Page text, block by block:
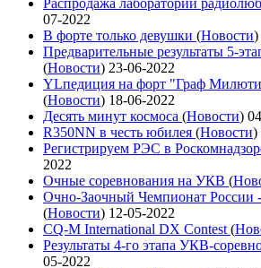
07-2022
В форте только девушки (Новости)
Предварительные результаты 5-
(Новости) 23-06-2022
YLпедиция на форт "Граф
(Новости) 18-06-2022
Десять минут космоса (Новости)
R350NN в честь юбилея (Новости)
Регистрируем РЭС в
2022
Очные соревнования на УКВ (
Очно-Заочный Чемпионат России
(Новости) 12-05-2022
CQ-M International DX Contest (
Результаты 4-го этапа УКВ-
05-2022